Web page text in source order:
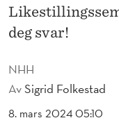
Ø
N
S
NHH
AvSigrid Folkestad
8. mars 2024 05:10
deg svar!